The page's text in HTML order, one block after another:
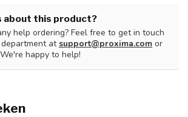
about this product?
help ordering? Feel free to get in touch
atsupport@proxima.com or
happy to help!